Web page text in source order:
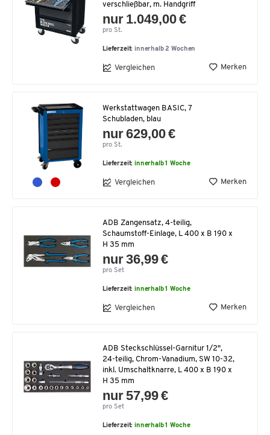
verschließbar, m. Handgriff
nur 1.049,00 €
pro St.
Lieferzeit: innerhalb 2 Wochen
Vergleichen Merken
Werkstattwagen BASIC, 7
Schubladen, blau
nur 629,00 €
pro St.
Lieferzeit:innerhalb 1 Woche
Vergleichen Merken
ADB Zangensatz, 4-teilig,
Schaumstoff-Einlage, L 400 x B 190 x
H 35 mm
nur 36,99 €
pro Set
Lieferzeit:innerhalb 1 Woche
Vergleichen Merken
ADB Steckschlüssel-Garnitur 1/2",
24-teilig, Chrom-Vanadium, SW 10-32,
inkl. Umschaltknarre, L 400 x B 190 x
H 35 mm
nur 57,99 €
pro Set
Lieferzeit:innerhalb 1 Woche